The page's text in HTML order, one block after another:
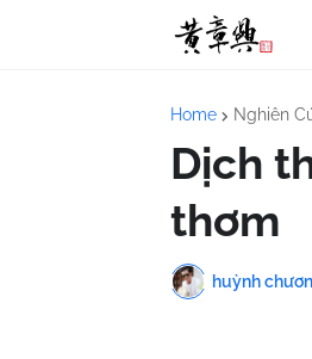
Home Nghiên
Dịch
thơm
huỳnh